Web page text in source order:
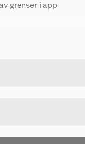
grenser i app